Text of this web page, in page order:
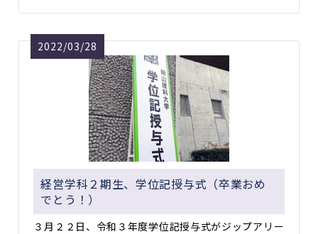
2022/03/28
経営学科２期生、学位記授与式（卒業おめ
でとう！）
３月２２日、令和３年度学位記授与式がジップアリー